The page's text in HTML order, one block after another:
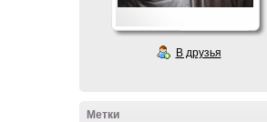
В друзья
Метки